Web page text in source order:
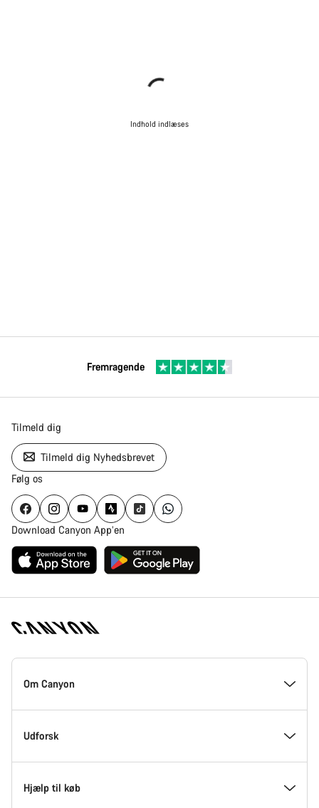
Indhold indlæses
Fremragende
Tilmeld dig
Tilmeld dig Nyhedsbrevet
Følg os
Download Canyon App’en
Canyon
Hjemmeside
Om Canyon
Kom med indenfor hos Canyon
Innovation hos Canyon
Udforsk
Events
Hjælp til køb